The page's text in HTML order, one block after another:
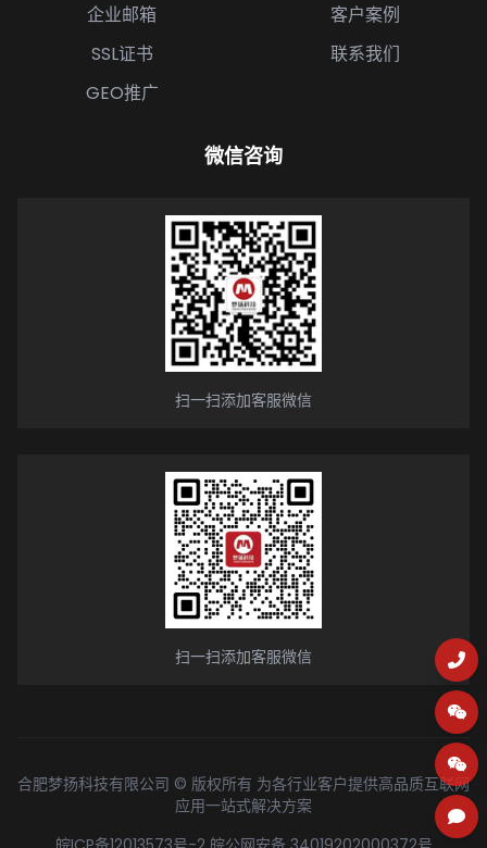
企业邮箱
SSL证书
GEO推广
客户案例
联系我们
微信咨询
扫一扫添加客服微信
扫一扫添加客服微信
合肥梦扬科技有限公司 © 版权所有 为各行业客户提供高品质互联网
应用一站式解决方案